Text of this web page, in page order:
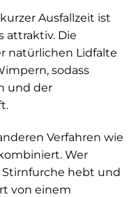
Ausfallzeit ist
attraktiv. Die
natürlichen Lidfalte
sodass
und der
Verfahren wie
Wer
Stirnfurche hebt und
von einem